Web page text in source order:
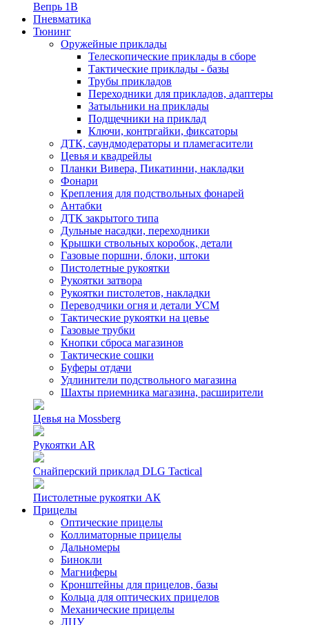
Вепрь 1В
Пневматика
Тюнинг
Оружейные приклады
Телескопические приклады в сборе
Тактические приклады - базы
Трубы прикладов
Переходники для прикладов, адаптеры
Затыльники на приклады
Подщечники на приклад
Ключи, контргайки, фиксаторы
ДТК, саундмодераторы и пламегасители
Цевья и квадрейлы
Планки Вивера, Пикатинни, накладки
Фонари
Крепления для подствольных фонарей
Антабки
ДТК закрытого типа
Дульные насадки, переходники
Крышки ствольных коробок, детали
Газовые поршни, блоки, штоки
Пистолетные рукоятки
Рукоятки затвора
Рукоятки пистолетов, накладки
Переводчики огня и детали УСМ
Тактические рукоятки на цевье
Газовые трубки
Кнопки сброса магазинов
Тактические сошки
Буферы отдачи
Удлинители подствольного магазина
Шахты приемника магазина, расширители
Цевья на Mossberg
Рукоятки AR
Снайперский приклад DLG Tactical
Пистолетные рукоятки АК
Прицелы
Оптические прицелы
Коллиматорные прицелы
Дальномеры
Бинокли
Магниферы
Кронштейны для прицелов, базы
Кольца для оптических прицелов
Механические прицелы
ЛЦУ